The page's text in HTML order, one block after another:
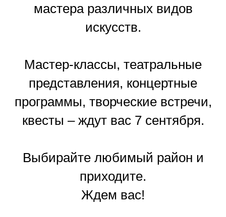
мастера различных видов
искусств.
Мастер-классы, театральные
представления, концертные
программы, творческие встречи,
квесты – ждут вас 7 сентября.
Выбирайте любимый район и
приходите.
Ждем вас!